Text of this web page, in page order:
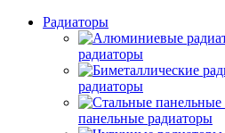
Радиаторы
радиаторы
радиаторы
панельные радиаторы